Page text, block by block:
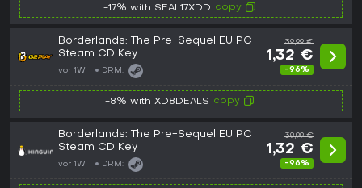
-17% with SEAL17XDD copy
Borderlands: The Pre-Sequel EU PC
Steam CD Key
vor 1W DRM:
39,99 €
1,32 €
-96%
-8% with XD8DEALS copy
Borderlands: The Pre-Sequel EU PC
Steam CD Key
vor 1W DRM:
39,99 €
1,32 €
-96%